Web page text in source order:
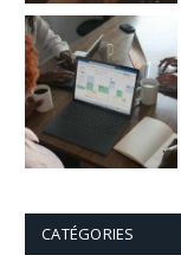
CATÉGORIES